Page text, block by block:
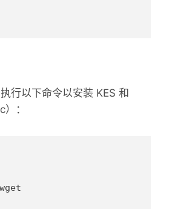
行以下命令以安装 KES 和
：